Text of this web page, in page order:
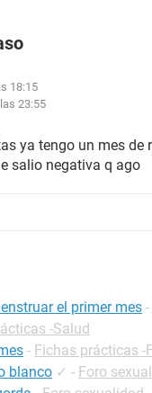
18:15
23:55
ya tengo un mes de
salio negativa q ago
el primer mes -
-Salud
- Fichas prácticas -
blanco ✓ - Foro